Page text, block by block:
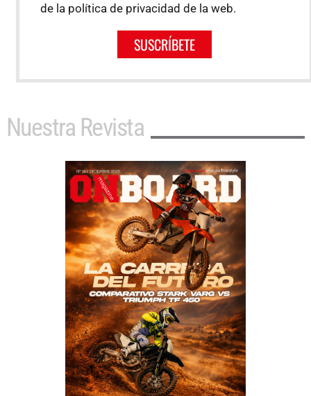
de la política de privacidad de la web.
SUSCRÍBETE
Nuestra Revista